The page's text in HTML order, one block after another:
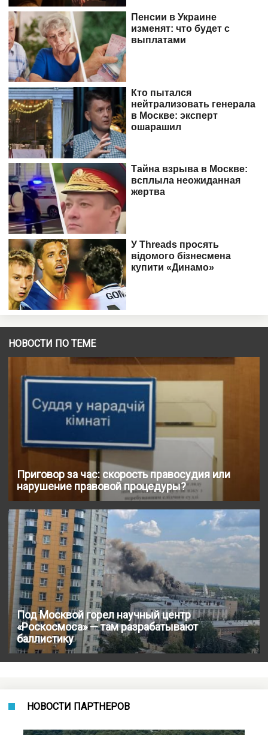
НОВОСТИ ПО ТЕМЕ
Приговор за час: скорость правосудия или
нарушение правовой процедуры?
Под Москвой горел научный центр
«Роскосмоса» — там разрабатывают
баллистику
НОВОСТИ ПАРТНЕРОВ